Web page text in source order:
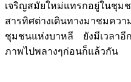
เจริญสมัยใหม่แทรกอยู่ในชุ
สารทิศต่างเดินทางมาชมคว
ชุมชนแห่งบาหลี ยังมีเวลาอี
ภาพไปพลางๆก่อนก็แล้วกัน